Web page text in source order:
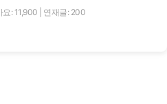
요: 11,900 연재글: 200